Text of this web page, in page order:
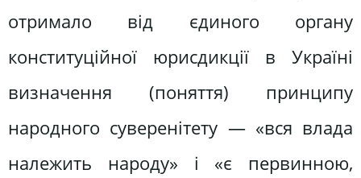
отримало від єдиного органу
конституційної юрисдикції в Україні
визначення (поняття) принципу
народного суверенітету — «вся влада
належить народу» і «є первинною,